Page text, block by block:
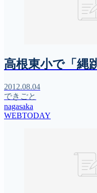
高根東小で「縄
2012.08.04
できごと
nagasaka
WEBTODAY